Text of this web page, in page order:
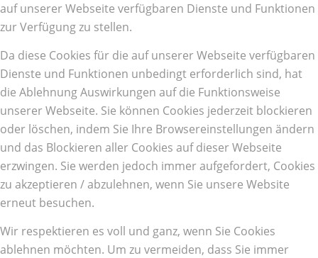
auf unserer Webseite verfügbaren Dienste und Funktionen
zur Verfügung zu stellen.
Da diese Cookies für die auf unserer Webseite verfügbaren
Dienste und Funktionen unbedingt erforderlich sind, hat
die Ablehnung Auswirkungen auf die Funktionsweise
unserer Webseite. Sie können Cookies jederzeit blockieren
oder löschen, indem Sie Ihre Browsereinstellungen ändern
und das Blockieren aller Cookies auf dieser Webseite
erzwingen. Sie werden jedoch immer aufgefordert, Cookies
zu akzeptieren / abzulehnen, wenn Sie unsere Website
erneut besuchen.
Wir respektieren es voll und ganz, wenn Sie Cookies
ablehnen möchten. Um zu vermeiden, dass Sie immer